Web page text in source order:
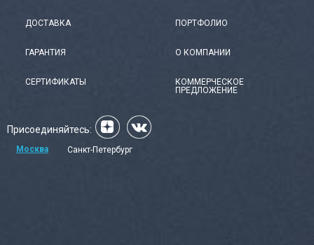
ДОСТАВКА
ГАРАНТИЯ
СЕРТИФИКАТЫ
ПОРТФОЛИО
О КОМПАНИИ
КОММЕРЧЕСКОЕ
ПРЕДЛОЖЕНИЕ
Присоединяйтесь:
Москва Санкт-Петербург